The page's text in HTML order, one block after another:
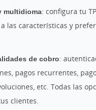
multidioma: configura tu
las características y
de cobro:
pagos recurrentes,
etc. Todas las
clientes.